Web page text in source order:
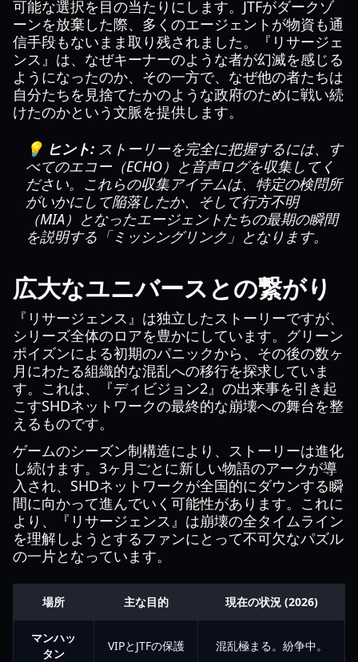
可能な選択を目の当たりにします。JTFがダークゾ
ーンを放棄した際、多くのエージェントが物資も通
信手段もないまま取り残されました。『リサージェ
ンス』は、なぜキーナーのような者が幻滅を感じる
ようになったのか、その一方で、なぜ他の者たちは
自分たちを見捨てたかのような政府のために戦い続
けたのかという文脈を提供します。
💡 ヒント: ストーリーを完全に把握するには、す
べてのエコー（ECHO）と音声ログを収集してく
ださい。これらの収集アイテムは、特定の検問所
がいかにして陥落したか、そして行方不明
（MIA）となったエージェントたちの最期の瞬間
を説明する「ミッシングリンク」となります。
広大なユニバースとの繋がり
『リサージェンス』は独立したストーリーですが、
シリーズ全体のロアを豊かにしています。グリーン
ポイズンによる初期のパニックから、その後の数ヶ
月にわたる組織的な混乱への移行を探求していま
す。これは、『ディビジョン2』の出来事を引き起
こすSHDネットワークの最終的な崩壊への舞台を整
えるものです。
ゲームのシーズン制構造により、ストーリーは進化
し続けます。3ヶ月ごとに新しい物語のアークが導
入され、SHDネットワークが全国的にダウンする瞬
間に向かって進んでいく可能性があります。これに
より、『リサージェンス』は崩壊の全タイムライン
を理解しようとするファンにとって不可欠なパズル
の一片となっています。
場所 主な目的 現在の状況 (2026)
マンハッ
タン
VIPとJTFの保護 混乱極まる。紛争中。